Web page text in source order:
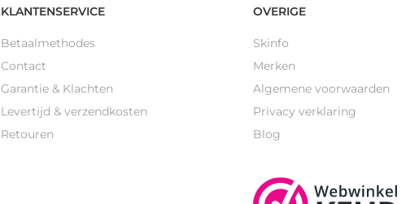
KLANTENSERVICE
Betaalmethodes
Contact
Garantie & Klachten
Levertijd & verzendkosten
Retouren
OVERIGE
Skinfo
Merken
Algemene voorwaarden
Privacy verklaring
Blog